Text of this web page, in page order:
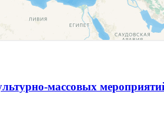
массовых